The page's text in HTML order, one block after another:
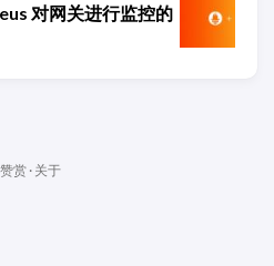
对网关进行监控的
赞赏 · 关于